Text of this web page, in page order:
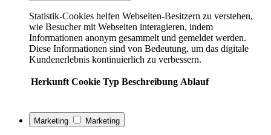
Statistik-Cookies helfen Webseiten-Besitzern zu verstehen,
wie Besucher mit Webseiten interagieren, indem
Informationen anonym gesammelt und gemeldet werden.
Diese Informationen sind von Bedeutung, um das digitale
Kundenerlebnis kontinuierlich zu verbessern.
Herkunft Cookie Typ Beschreibung Ablauf
Marketing Marketing